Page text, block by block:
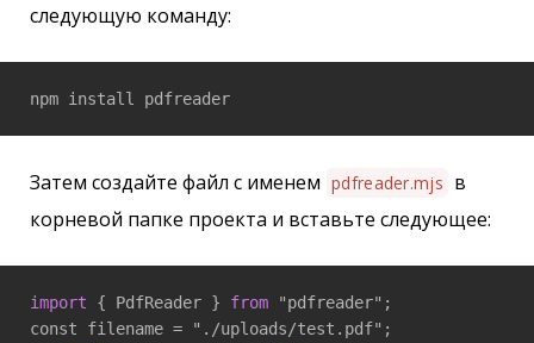
следующую команду:
npm install pdfreader
Затем создайте файл с именем pdfreader.mjs в
корневой папке проекта и вставьте следующее:
import { PdfReader } from "pdfreader";
const filename = "./uploads/test.pdf";